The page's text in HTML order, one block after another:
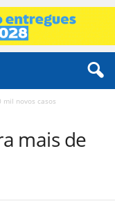
mil novos casos
mais de